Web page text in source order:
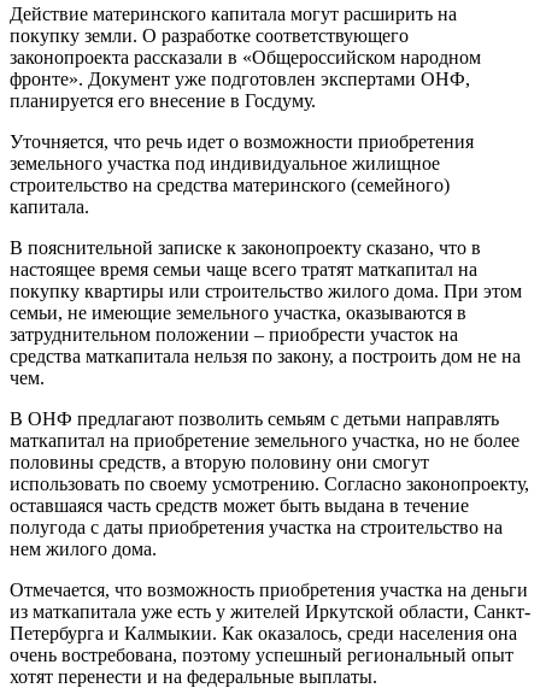
Действие материнского капитала могут расширить на
покупку земли. О разработке соответствующего
законопроекта рассказали в «Общероссийском народном
фронте». Документ уже подготовлен экспертами ОНФ,
планируется его внесение в Госдуму.
Уточняется, что речь идет о возможности приобретения
земельного участка под индивидуальное жилищное
строительство на средства материнского (семейного)
капитала.
В пояснительной записке к законопроекту сказано, что в
настоящее время семьи чаще всего тратят маткапитал на
покупку квартиры или строительство жилого дома. При этом
семьи, не имеющие земельного участка, оказываются в
затруднительном положении – приобрести участок на
средства маткапитала нельзя по закону, а построить дом не на
чем.
В ОНФ предлагают позволить семьям с детьми направлять
маткапитал на приобретение земельного участка, но не более
половины средств, а вторую половину они смогут
использовать по своему усмотрению. Согласно законопроекту,
оставшаяся часть средств может быть выдана в течение
полугода с даты приобретения участка на строительство на
нем жилого дома.
Отмечается, что возможность приобретения участка на деньги
из маткапитала уже есть у жителей Иркутской области, Санкт-
Петербурга и Калмыкии. Как оказалось, среди населения она
очень востребована, поэтому успешный региональный опыт
хотят перенести и на федеральные выплаты.